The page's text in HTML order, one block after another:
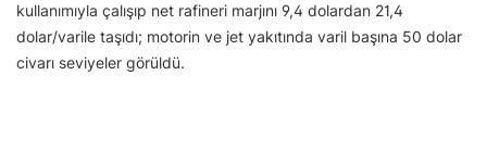
kullanımıyla çalışıp net rafineri marjını 9,4 dolardan 21,4
dolar/varile taşıdı; motorin ve jet yakıtında varil başına 50 dolar
civarı seviyeler görüldü.